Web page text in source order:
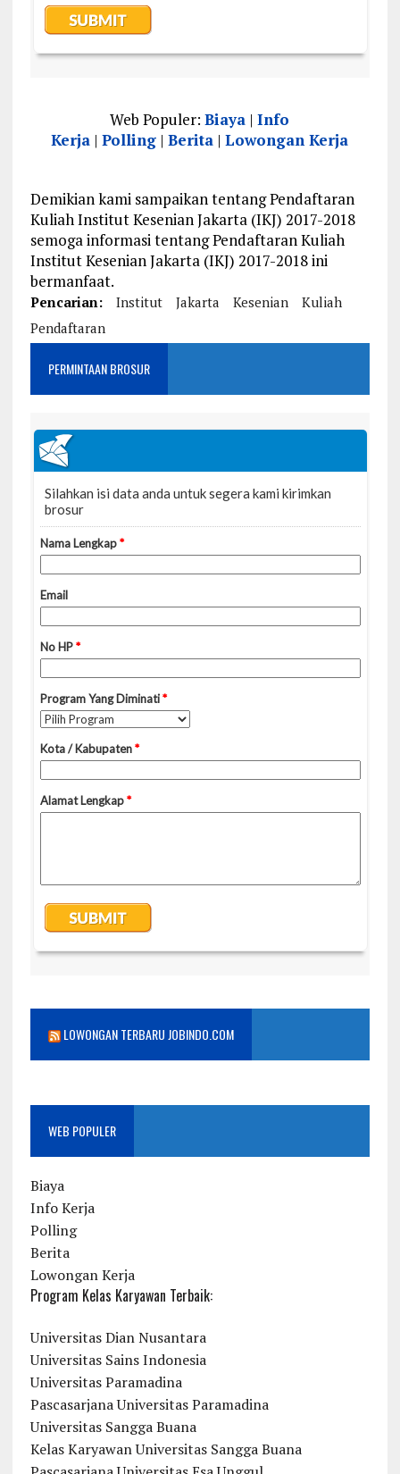
Web Populer:Biaya |Info
Kerja |Polling |Berita |Lowongan Kerja
Demikian kami sampaikan tentang Pendaftaran
Kuliah Institut Kesenian Jakarta (IKJ) 2017-2018
semoga informasi tentang Pendaftaran Kuliah
Institut Kesenian Jakarta (IKJ) 2017-2018 ini
bermanfaat.
Pencarian: Institut Jakarta Kesenian
Kuliah
Pendaftaran
PERMINTAAN BROSUR
LOWONGAN TERBARU JOBINDO.COM
WEB POPULER
Biaya
Info Kerja
Polling
Berita
Lowongan Kerja
Program Kelas Karyawan Terbaik:
Universitas Dian Nusantara
Universitas Sains Indonesia
Universitas Paramadina
Pascasarjana Universitas Paramadina
Universitas Sangga Buana
Kelas Karyawan Universitas Sangga Buana